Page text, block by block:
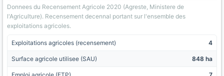
Donnees du Recensement Agricole 2020 (Agreste, Ministere de
l'Agriculture). Recensement decennal portant sur l'ensemble des
exploitations agricoles.
Exploitations agricoles (recensement) 4
Surface agricole utilisee (SAU) 848 ha